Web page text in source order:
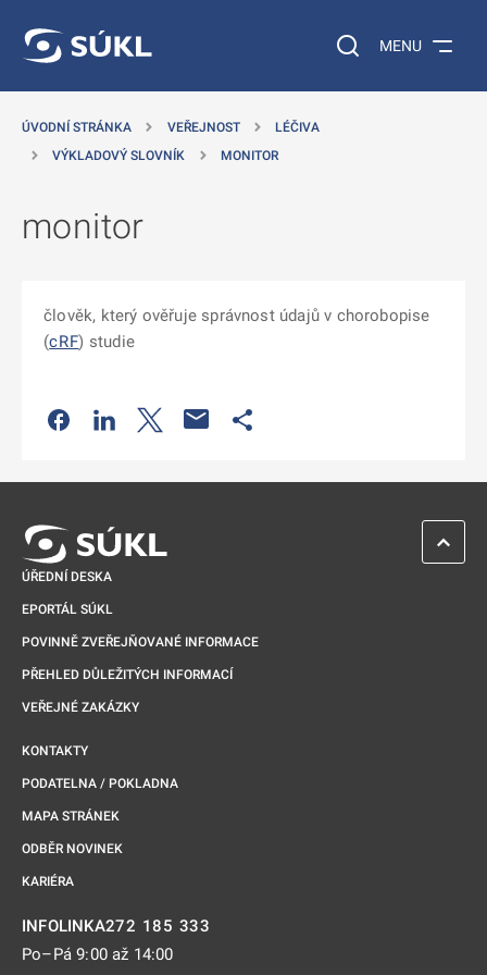
Vyhledávání na
MENU
ÚVODNÍ STRÁNKA VEŘEJNOST
LÉČIVA
VÝKLADOVÝ SLOVNÍK
MONITOR
monitor
člověk, který ověřuje správnost údajů v chorobopise
(cRF) studie
Odkaz se otevře na nové kartě
Odkaz se otevře na nové kartě
Odkaz se otevře na nové kartě
ÚŘEDNÍ DESKA
EPORTÁL SÚKL
POVINNĚ ZVEŘEJŇOVANÉ INFORMACE
PŘEHLED DŮLEŽITÝCH INFORMACÍ
VEŘEJNÉ ZAKÁZKY
KONTAKTY
PODATELNA / POKLADNA
MAPA STRÁNEK
ODBĚR NOVINEK
KARIÉRA
INFOLINKA272 185 333
Po–Pá 9:00 až 14:00
ZPĚT